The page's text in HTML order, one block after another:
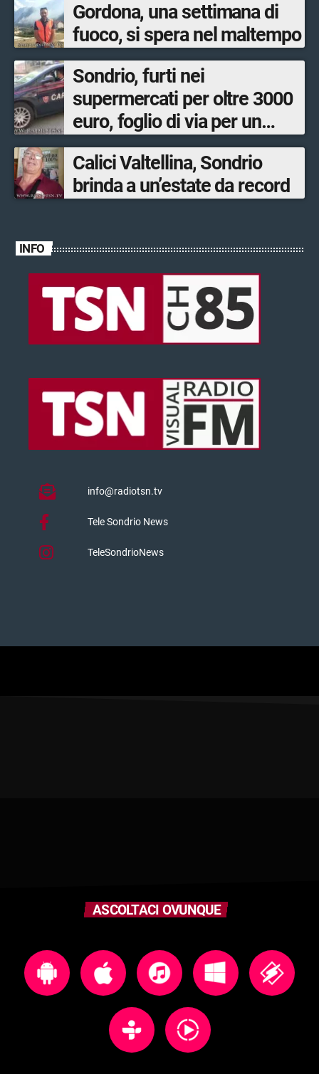
Gordona, una settimana di
fuoco, si spera nel maltempo
Sondrio, furti nei
supermercati per oltre 3000
euro, foglio di via per un
ventinovenne
Calici Valtellina, Sondrio
brinda a un’estate da record
INFO
info@radiotsn.tv
Tele Sondrio News
TeleSondrioNews
ASCOLTACI OVUNQUE